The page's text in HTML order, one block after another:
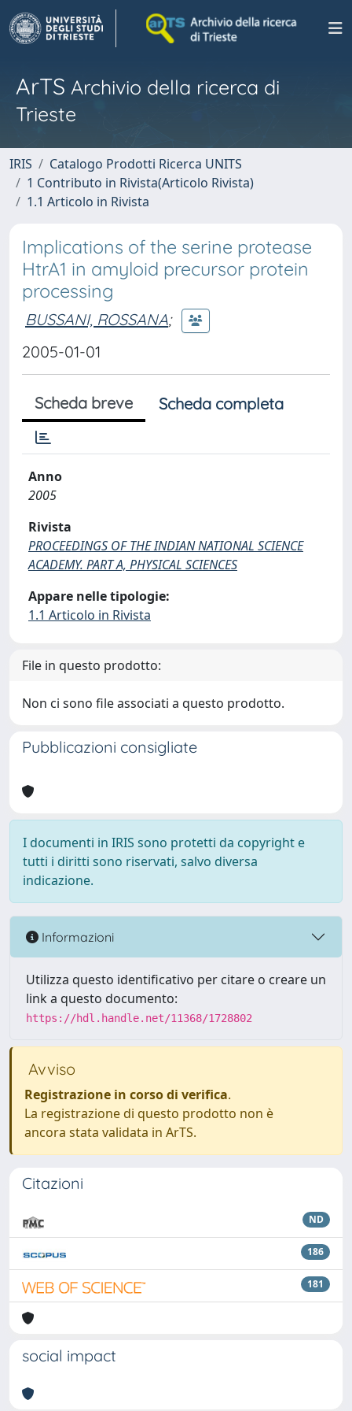
ArTS Archivio della ricerca di
Trieste
IRIS
Catalogo Prodotti Ricerca UNITS
1 Contributo in Rivista(Articolo Rivista)
1.1 Articolo in Rivista
Implications of the serine protease
HtrA1 in amyloid precursor protein
processing
BUSSANI, ROSSANA;
2005-01-01
Scheda breve Scheda completa
Anno
2005
Rivista
PROCEEDINGS OF THE INDIAN NATIONAL SCIENCE
ACADEMY. PART A, PHYSICAL SCIENCES
Appare nelle tipologie:
1.1 Articolo in Rivista
File in questo prodotto:
Non ci sono file associati a questo prodotto.
Pubblicazioni consigliate
I documenti in IRIS sono protetti da copyright e
tutti i diritti sono riservati, salvo diversa
indicazione.
Informazioni
Utilizza questo identificativo per citare o creare un
link a questo documento:
https://hdl.handle.net/11368/1728802
Avviso
Registrazione in corso di verifica.
La registrazione di questo prodotto non è
ancora stata validata in ArTS.
Citazioni
ND
186
181
social impact